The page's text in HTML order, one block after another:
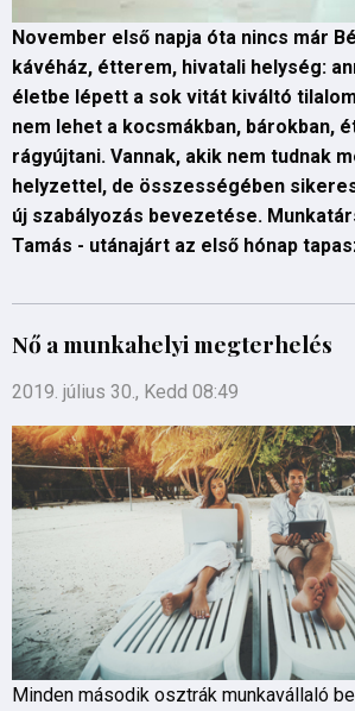
November első napja óta nincs már
kávéház, étterem, hivatali helység:
életbe lépett a sok vitát kiváltó
nem lehet a kocsmákban, bárokban,
rágyújtani. Vannak, akik nem tudnak
helyzettel, de összességében
új szabályozás bevezetése.
Tamás - utánajárt az első hónap
Nő a munkahelyi megterhelés
2019. július 30., Kedd 08:49
Minden második osztrák munkavállaló